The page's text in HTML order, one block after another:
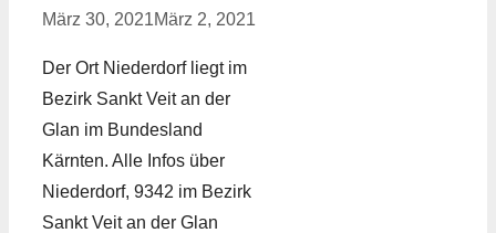
März 30, 2021März 2, 2021
Der Ort Niederdorf liegt im
Bezirk Sankt Veit an der
Glan im Bundesland
Kärnten. Alle Infos über
Niederdorf, 9342 im Bezirk
Sankt Veit an der Glan